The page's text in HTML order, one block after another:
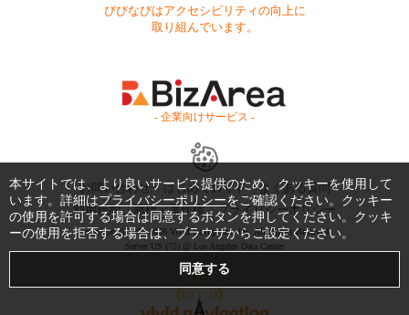
びびなびはアクセシビリティの向上に
取り組んでいます。
- 企業向けサービス -
お問い合わせ はじめてガイド
よくある質問
利用規約
商標・著作権 プライバシーポリシー
Copyright © 1999-2026 Vivid Navigation, Inc. All Rights Reserved.
Server US (75) @ Los Angeles Data Center
本サイトでは、より良いサービス提供のため、クッキーを使用して
います。詳細はプライバシーポリシーをご確認ください。クッキー
の使用を許可する場合は同意するボタンを押してください。クッキ
ーの使用を拒否する場合は、ブラウザからご設定ください。